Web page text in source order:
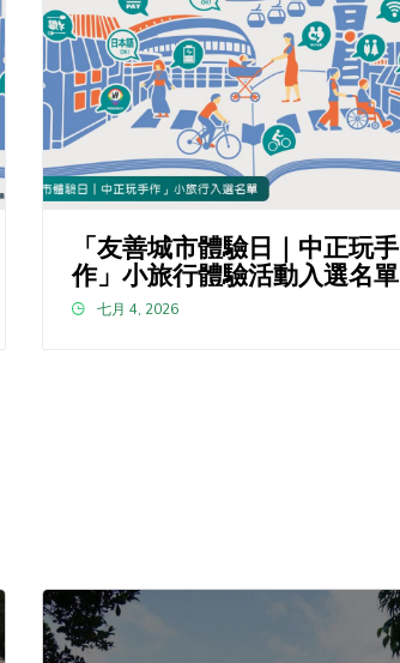
「友善城市體驗日｜中正玩手
作」小旅行體驗活動入選名單
七月 4, 2026